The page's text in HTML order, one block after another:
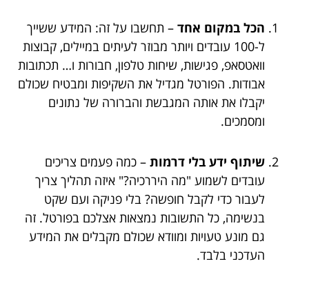
הכל במקום אחד – תחשבו על זה: המידע ששייך
ל-100 עובדים ויותר מבוזר לעיתים במיילים, קבוצות
וואטסאפ, פגישות, שיחות טלפון, חבורות ו… תכתובות
אבודות. הפורטל מגדיל את השקיפות ומבטיח שכולם
יקבלו את אותה המגבשת והברורה של נתונים
ומסמכים.
שיתוף ידע בלי דרמות – כמה פעמים צריכים
עובדים לשמוע "מה היררכיה?" איזה תהליך צריך
לעבור כדי לקבל חופשה? בלי פניקה ועם שקט
בנשימה, כל התשובות נמצאות אצלכם בפורטל. זה
גם מונע טעויות ומוודא שכולם מקבלים את המידע
העדכני בלבד.